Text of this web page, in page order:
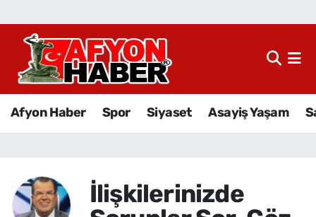
Afyon Haber Spor Siyaset Asayiş Yaşam
İlişkilerinizde
Afyon Haber
Sağlık